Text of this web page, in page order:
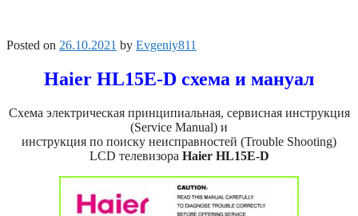
Posted on 26.10.2021 by Evgeniy811
Haier HL15E-D схема и мануал
Схема электрическая принципиальная, сервисная инструкция
(Service Manual) и
инструкция по поиску неисправностей (Trouble Shooting)
LCD телевизора Haier HL15E-D